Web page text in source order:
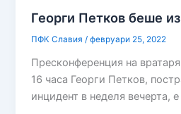
Георги Петков беше
ПФК Славия /февруари 25, 2022
Пресконференция на
16 часа Георги Петков,
инцидент в неделя вечерта,